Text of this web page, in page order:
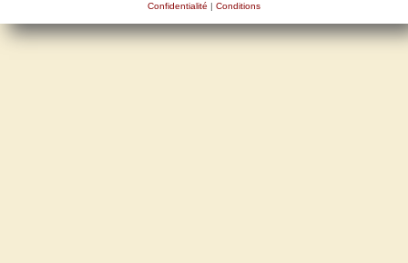
Confidentialité | Conditions